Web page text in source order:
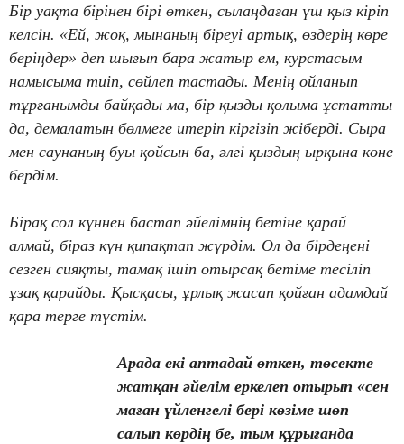
Бір уақта бірінен бірі өткен, сылаңдаған үш қыз кіріп
келсін. «Ей, жоқ, мынаның біреуі артық, өздерің көре
беріңдер» деп шығып бара жатыр ем, курстасым
намысыма тиіп, сөйлеп тастады. Менің ойланып
тұрғанымды байқады ма, бір қызды қолыма ұстатты
да, демалатын бөлмеге итеріп кіргізіп жіберді. Сыра
мен саунаның буы қойсын ба, әлгі қыздың ырқына көне
бердім.
Бірақ сол күннен бастап әйелімнің бетіне қарай
алмай, біраз күн қипақтап жүрдім. Ол да бірдеңені
сезген сияқты, тамақ ішіп отырсақ бетіме тесіліп
ұзақ қарайды. Қысқасы, ұрлық жасап қойған адамдай
қара терге түстім.
Арада екі аптадай өткен, төсекте
жатқан әйелім еркелеп отырып «сен
маған үйленгелі бері көзіме шөп
салып көрдің бе, тым құрығанда